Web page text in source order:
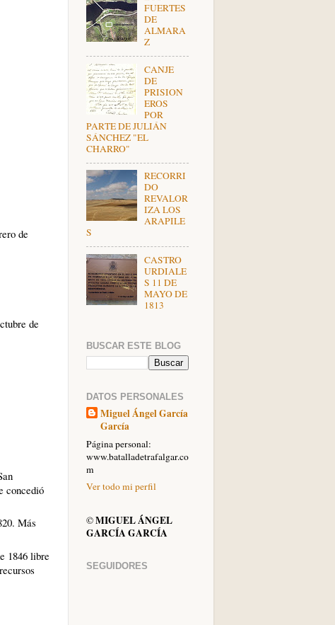
de
de
concedió
. Más
1846 libre
FUERTES
DE
ALMARA
Z
CANJE
DE
PRISION
EROS
POR
PARTE DE JULIÁN
SÁNCHEZ "EL
CHARRO"
RECORRI
DO
REVALOR
IZA LOS
ARAPILE
S
CASTRO
URDIALE
S 11 DE
MAYO DE
1813
BUSCAR ESTE BLOG
DATOS PERSONALES
Miguel Ángel García
García
Página personal:
www.batalladetrafalgar.co
m
Ver todo mi perfil
©MIGUEL ÁNGEL
GARCÍA GARCÍA
SEGUIDORES